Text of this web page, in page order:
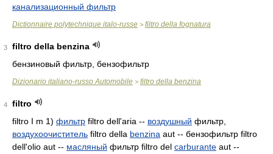
канализационный фильтр
Dictionnaire polytechnique italo-russe > filtro della fognatura
3
filtro della benzina
бензиновый фильтр, бензофильтр
Dizionario italiano-russo Automobile > filtro della benzina
4
filtro
filtro I m 1) фильтр filtro dell'aria -- воздушный фильтр,
воздухоочиститель filtro della benzina aut -- бензофильтр filtro
dell'olio aut -- масляный фильтр filtro del carburante aut --